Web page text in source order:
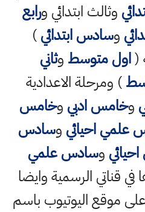
وثالث ابتدائي ورابع
وسادس ابتدائي)
(اول متوسط وثاني
) ومرحلة الاعدادية
وخامس ادبي وخامس
علمي احيائي وسادس
وسادس علمي
قناتي الرسمية وايضا
موقع اليوتيوب باسم